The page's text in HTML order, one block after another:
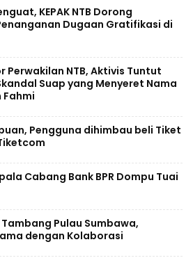
KEPAK NTB Dorong
Dugaan Gratifikasi di
Perwakilan NTB, Aktivis Tuntut
Suap yang Menyeret Nama
Pengguna dihimbau beli Tiket
Cabang Bank BPR Dompu Tuai
Pulau Sumbawa,
dengan Kolaborasi